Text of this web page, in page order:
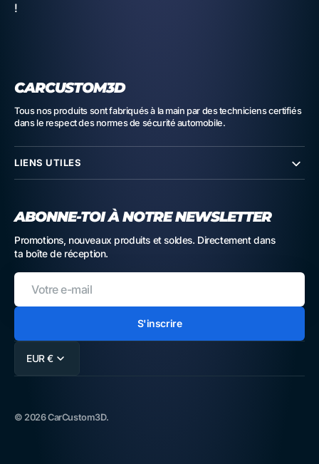
!
CARCUSTOM3D
Tous nos produits sont fabriqués à la main par des techniciens certifiés
dans le respect des normes de sécurité automobile.
LIENS UTILES
ABONNE-TOI À NOTRE NEWSLETTER
Promotions, nouveaux produits et soldes. Directement dans
ta boîte de réception.
Votre
mail
S'inscrire
EUR €
© 2026CarCustom3D.